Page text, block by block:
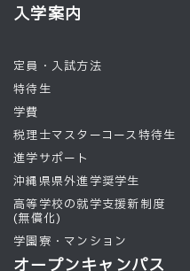
入学案内
定員・入試方法
特待生
学費
税理士マスターコース特待生
進学サポート
沖縄県県外進学奨学生
高等学校の就学支援新制度
(無償化)
学園寮・マンション
オープンキャンパス